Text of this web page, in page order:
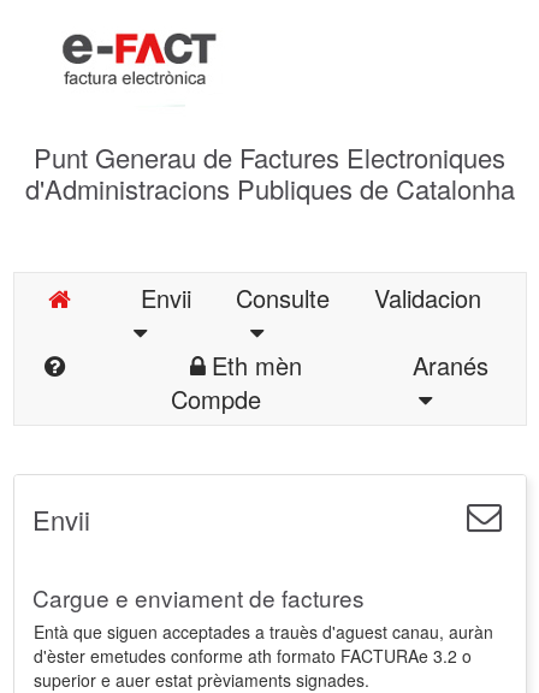
Punt Generau de Factures Electroniques
d'Administracions Publiques de Catalonha
Envii Consulte
Validacion
Eth mèn
Compde
Aranés
Envii
Cargue e enviament de factures
Entà que siguen acceptades a trauès d'aguest canau, auràn
d'èster emetudes conforme ath formato FACTURAe 3.2 o
superior e auer estat prèviaments signades.